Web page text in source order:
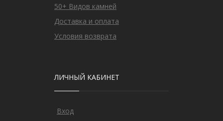
50+ Видов камней
Доставка и оплата
Условия возврата
ЛИЧНЫЙ КАБИНЕТ
Вход